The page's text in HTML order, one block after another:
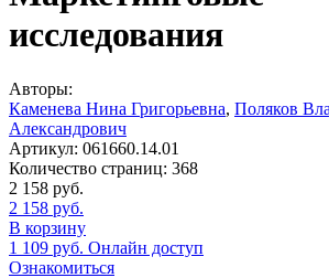
исследования
Авторы:
Каменева Нина Григорьевна, Поляков
Александрович
Артикул: 061660.14.01
Количество страниц: 368
2 158 руб.
2 158 руб.
В корзину
1 109 руб. Онлайн доступ
Ознакомиться